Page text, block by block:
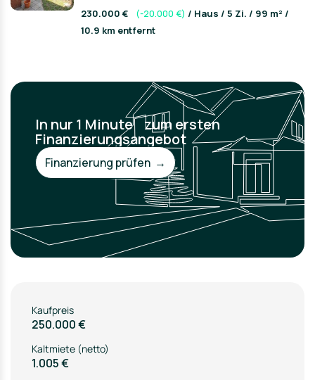
230.000 € (-20.000 €) / Haus / 5 Zi. / 99 m² /
10.9 km entfernt
In nur 1 Minute zum ersten
Finanzierungsangebot
Finanzierung prüfen →
Kaufpreis
250.000 €
Kaltmiete (netto)
1.005 €